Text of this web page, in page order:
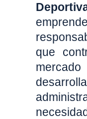
que